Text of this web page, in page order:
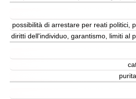
filoparlamentare
possibilità di arrestare per reati politici,
diritti dell'individuo, garantismo, limiti al